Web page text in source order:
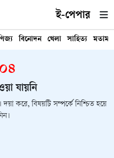
ই-পেপার
বিনোদন খেলা সাহিত্য মতামত
যায়নি
করে, বিষয়টি সম্পর্কে নিশ্চিত হয়ে